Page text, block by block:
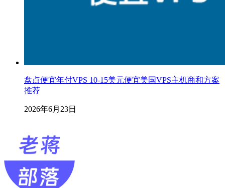
盘点便宜年付VPS 10-15美元便宜美国VPS主机商和方案
推荐
2026年6月23日